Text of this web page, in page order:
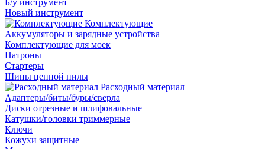
Б/у инструмент
Новый инструмент
Комплектующие
Аккумуляторы и зарядные устройства
Комплектующие для моек
Патроны
Стартеры
Шины цепной пилы
Расходный материал
Адаптеры/биты/буры/сверла
Диски отрезные и шлифовальные
Катушки/головки триммерные
Ключи
Кожухи защитные